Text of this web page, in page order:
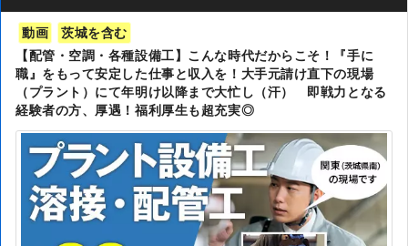
動画
茨城を含む
【配管・空調・各種設備工】こんな時代だからこそ！『手に
職』をもって安定した仕事と収入を！大手元請け直下の現場
（プラント）にて年明け以降まで大忙し（汗） 即戦力となる
経験者の方、厚遇！福利厚生も超充実◎